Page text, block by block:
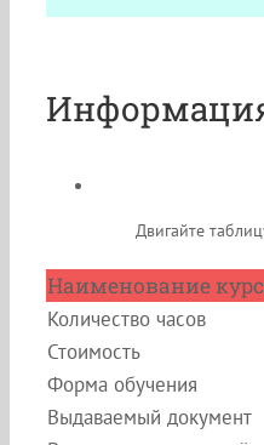
Двигайте
Наименование
Количество часов
Стоимость
Форма обучения
Выдаваемый документ